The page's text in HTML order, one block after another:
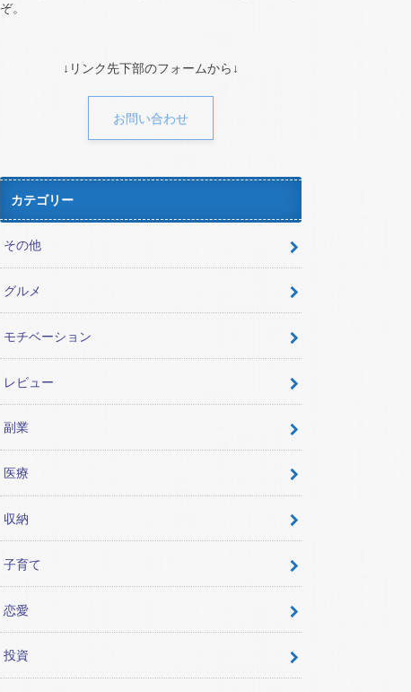
ぞ。
↓リンク先下部のフォームから↓
お問い合わせ
カテゴリー
その他
グルメ
モチベーション
レビュー
副業
医療
収納
子育て
恋愛
投資